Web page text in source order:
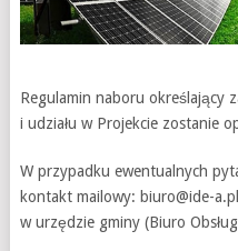
Regulamin naboru określający
i udziału w Projekcie zostanie
W przypadku ewentualnych
kontakt mailowy: biuro@ide-
w urzędzie gminy (Biuro